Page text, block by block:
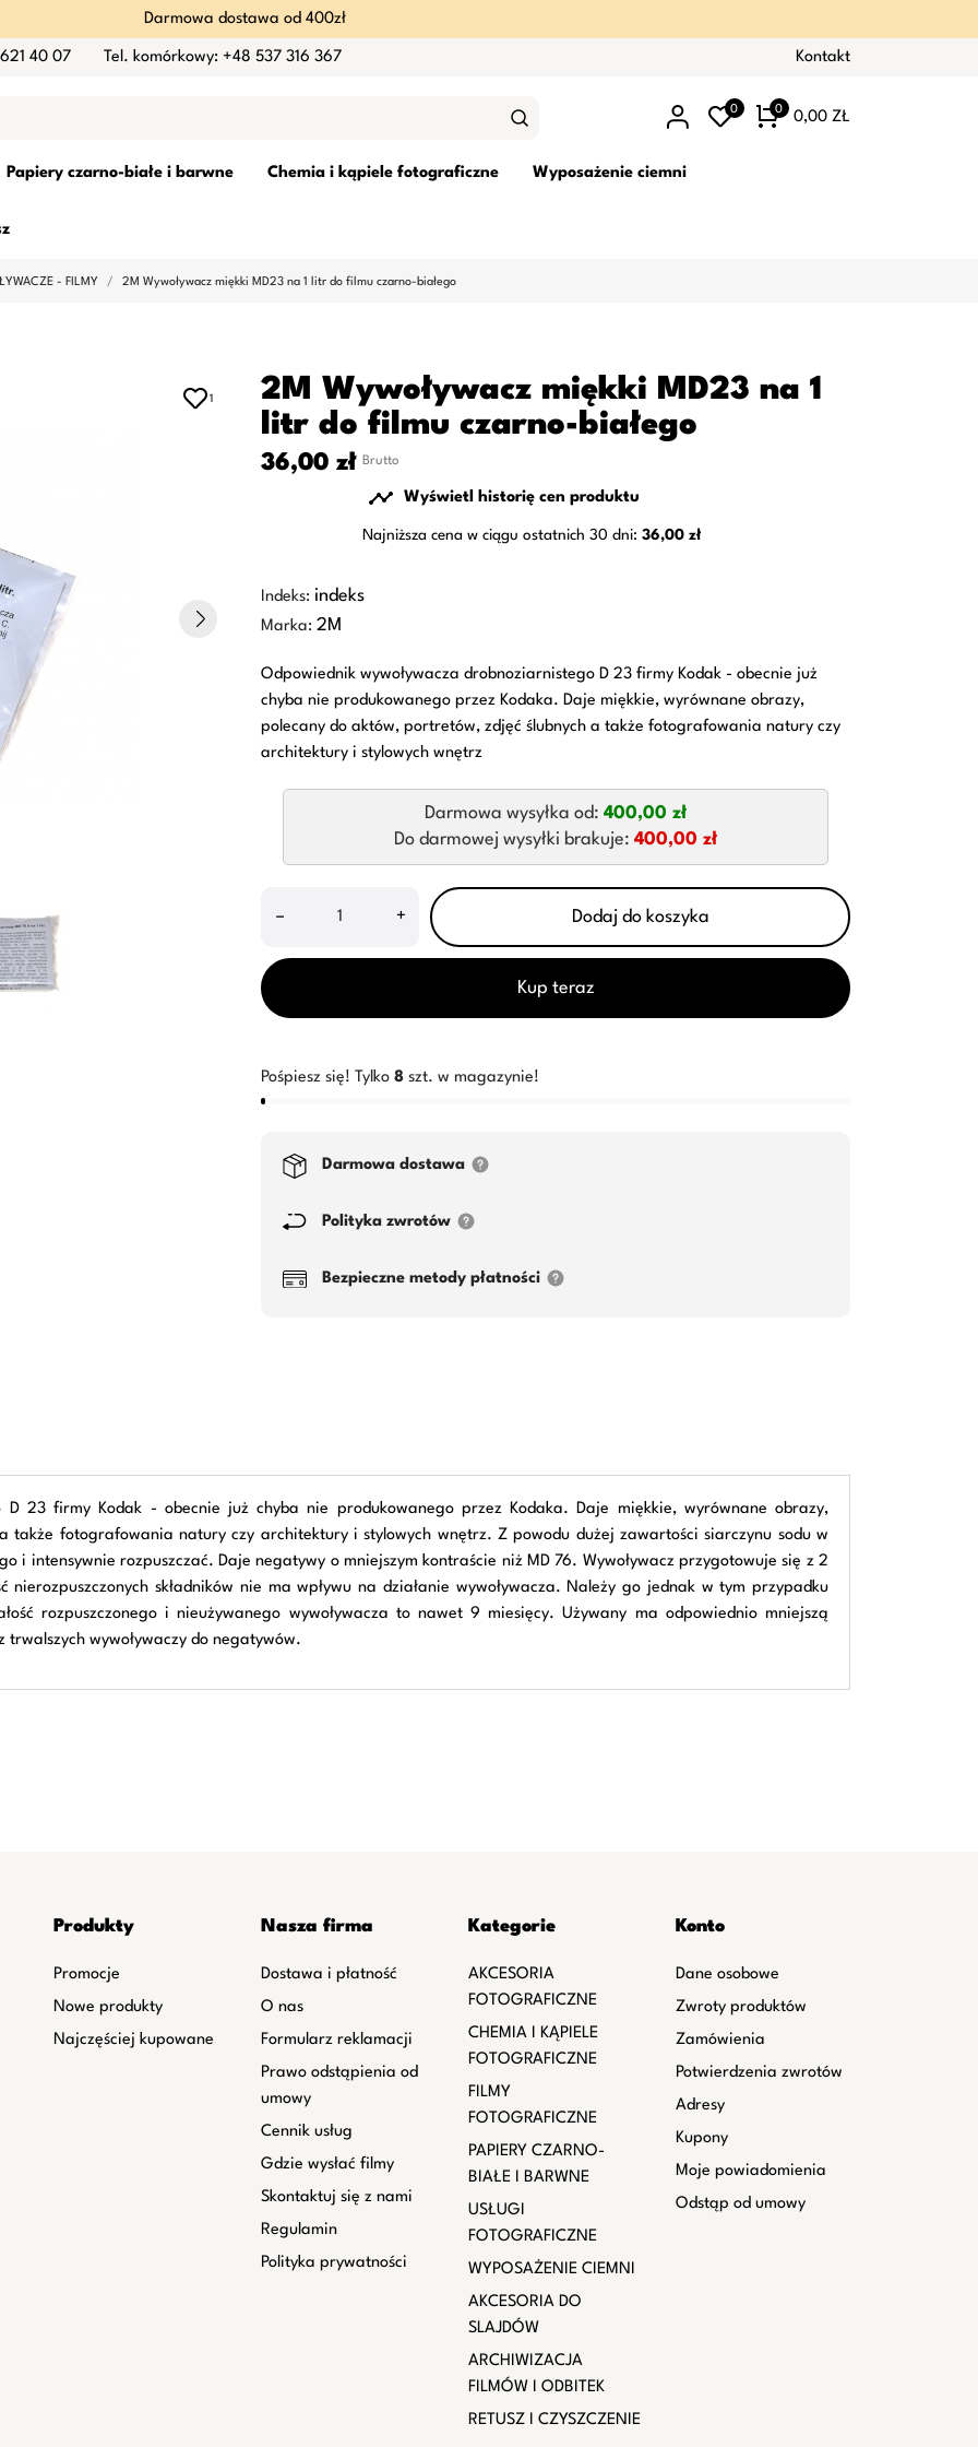
Darmowa dostawa od 400zł
40 07 Tel. komórkowy: +48 537 316 367 Kontakt
0 0 0,00 ZŁ
Papiery czarno-białe i barwne Chemia i kąpiele fotograficzne Wyposażenie ciemni
- FILMY 2M Wywoływacz miękki MD23 na 1 litr do filmu czarno-białego
1
2M Wywoływacz miękki MD23 na 1
litr do filmu czarno-białego
36,00 zł Brutto
 Wyświetl historię cen produktu
Najniższa cena w ciągu ostatnich 30 dni: 36,00 zł
Indeks: indeks
Marka: 2M
Odpowiednik wywoływacza drobnoziarnistego D 23 firmy Kodak - obecnie już
chyba nie produkowanego przez Kodaka. Daje miękkie, wyrównane obrazy,
polecany do aktów, portretów, zdjęć ślubnych a także fotografowania natury czy
architektury i stylowych wnętrz
Darmowa wysyłka od: 400,00 zł
Do darmowej wysyłki brakuje: 400,00 zł
– + Dodaj do koszyka
Kup teraz
Pośpiesz się! Tylko 8 szt. w magazynie!
Darmowa dostawa
Polityka zwrotów
Bezpieczne metody płatności
D 23 firmy Kodak - obecnie już chyba nie produkowanego przez Kodaka. Daje miękkie, wyrównane obrazy,
także fotografowania natury czy architektury i stylowych wnętrz. Z powodu dużej zawartości siarczynu sodu w
i intensywnie rozpuszczać. Daje negatywy o mniejszym kontraście niż MD 76. Wywoływacz przygotowuje się z 2
nierozpuszczonych składników nie ma wpływu na działanie wywoływacza. Należy go jednak w tym przypadku
rozpuszczonego i nieużywanego wywoływacza to nawet 9 miesięcy. Używany ma odpowiednio mniejszą
trwalszych wywoływaczy do negatywów.
Produkty
Promocje
Nowe produkty
Najczęściej kupowane
Nasza firma
Dostawa i płatność
O nas
Formularz reklamacji
Prawo odstąpienia od
umowy
Cennik usług
Gdzie wysłać filmy
Skontaktuj się z nami
Regulamin
Polityka prywatności
Kategorie
AKCESORIA
FOTOGRAFICZNE
CHEMIA I KĄPIELE
FOTOGRAFICZNE
FILMY
FOTOGRAFICZNE
PAPIERY CZARNO-
BIAŁE I BARWNE
USŁUGI
FOTOGRAFICZNE
WYPOSAŻENIE CIEMNI
AKCESORIA DO
SLAJDÓW
ARCHIWIZACJA
FILMÓW I ODBITEK
RETUSZ I CZYSZCZENIE
Konto
Dane osobowe
Zwroty produktów
Zamówienia
Potwierdzenia zwrotów
Adresy
Kupony
Moje powiadomienia
Odstąp od umowy